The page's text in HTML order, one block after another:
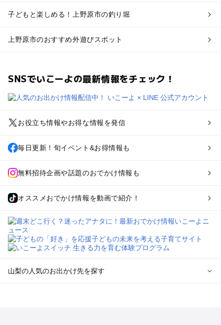
子どもと楽しめる！上野原市の釣り堀
上野原市のおすすめ外遊びスポット
SNSでいこーよの最新情報をチェック！
お役立ち情報やお得な情報を発信
毎日更新！旬イベント&お得情報も
無料招待企画や話題のおでかけ情報も
オススメおでかけ情報を動画で紹介！
山梨の人気のお出かけ先を探す